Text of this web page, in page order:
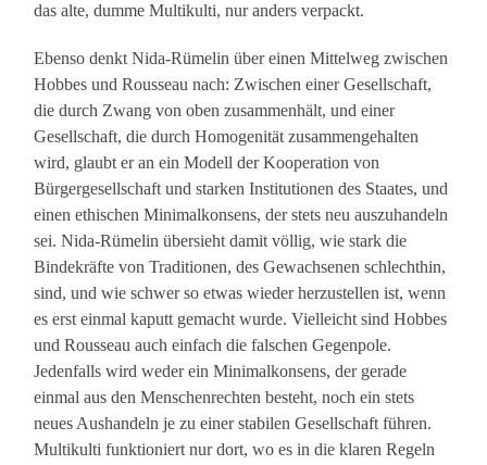
das alte, dumme Multikulti, nur anders verpackt.
Ebenso denkt Nida-Rümelin über einen Mittelweg zwischen
Hobbes und Rousseau nach: Zwischen einer Gesellschaft,
die durch Zwang von oben zusammenhält, und einer
Gesellschaft, die durch Homogenität zusammengehalten
wird, glaubt er an ein Modell der Kooperation von
Bürgergesellschaft und starken Institutionen des Staates, und
einen ethischen Minimalkonsens, der stets neu auszuhandeln
sei. Nida-Rümelin übersieht damit völlig, wie stark die
Bindekräfte von Traditionen, des Gewachsenen schlechthin,
sind, und wie schwer so etwas wieder herzustellen ist, wenn
es erst einmal kaputt gemacht wurde. Vielleicht sind Hobbes
und Rousseau auch einfach die falschen Gegenpole.
Jedenfalls wird weder ein Minimalkonsens, der gerade
einmal aus den Menschenrechten besteht, noch ein stets
neues Aushandeln je zu einer stabilen Gesellschaft führen.
Multikulti funktioniert nur dort, wo es in die klaren Regeln